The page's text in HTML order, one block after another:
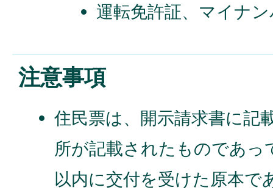
運転免許証、マイナ
注意事項
住民票は、開示請求書に記
所が記載されたものであっ
以内に交付を受けた原本で